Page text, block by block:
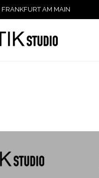
AM MAIN